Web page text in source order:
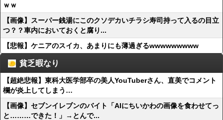
ｗｗ
【画像】スーパー銭湯にこのクソデカいチラシ寿司持って入るの目立
つ？？車内においておくと腐り...
【悲報】ケニアのスイカ、あまりにも薄過ぎるwwwwwwwww
貧乏暇なり
【超絶悲報】東科大医学部卒の美人YouTuberさん、直美でコメント
欄が炎上してしまう…
【画像】セブンイレブンのバイト「AIにちいかわの画像を食わせてっ
と………できた！」→とんで...